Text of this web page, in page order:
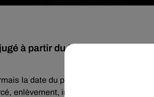
à partir du 5 mai 2025,
la date du procès de P. Diddy. Le
enlèvement, incendie criminel,